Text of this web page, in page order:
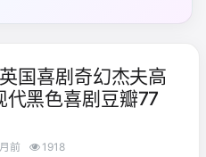
国喜剧奇幻杰夫高
代黑色喜剧豆瓣77
前 1918